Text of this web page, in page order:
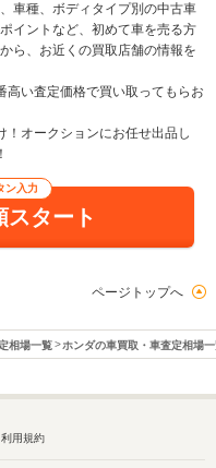
車種、ボディタイプ別の中古車
イントなど、初めて車を売る方
ら、お近くの買取店舗の情報を
高い査定価格で買い取ってもらお
！オークションにお任せ出品し
ン入力
スタート
ページトップへ
相場一覧 ホンダの車買取・車査定相場
利用規約